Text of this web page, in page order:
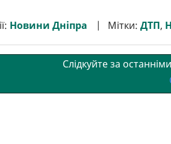
b
o
t
e
l g
r
r l
Новини Дніпра Мітки: ДТП,
Слідкуйте за